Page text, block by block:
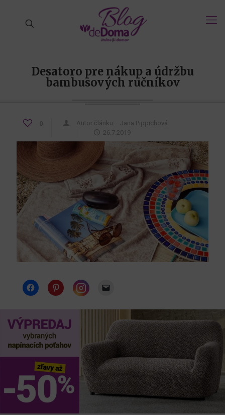
Desatoro pre nákup a údržbu
bambusových ručníkov
0 Autor článku:
Jana Pippichová
26.7.2019
Instagram